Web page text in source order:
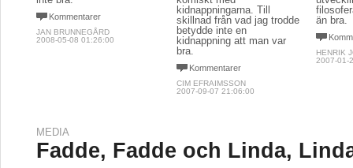
Kommentarer
JAN BRUNNEGÅRD
2008-05-08 01:26:00
kidnappningarna. Till
skillnad från vad jag trodde
betydde inte en
kidnappning att man var
bra.
Kommentarer
CIM EFRAIMSSON
2007-09-07 21:06:00
än bra.
HENRIK
2007-01-
MEDIA
Fadde, Fadde och Linda,